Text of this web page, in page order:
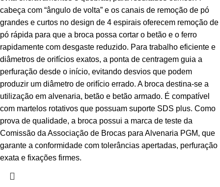
cabeça com “ângulo de volta” e os canais de remoção de pó
grandes e curtos no design de 4 espirais oferecem remoção de
pó rápida para que a broca possa cortar o betão e o ferro
rapidamente com desgaste reduzido. Para trabalho eficiente e
diâmetros de orifícios exatos, a ponta de centragem guia a
perfuração desde o início, evitando desvios que podem
produzir um diâmetro de orifício errado. A broca destina-se a
utilização em alvenaria, betão e betão armado. É compatível
com martelos rotativos que possuam suporte SDS plus. Como
prova de qualidade, a broca possui a marca de teste da
Comissão da Associação de Brocas para Alvenaria PGM, que
garante a conformidade com tolerâncias apertadas, perfuração
exata e fixações firmes.